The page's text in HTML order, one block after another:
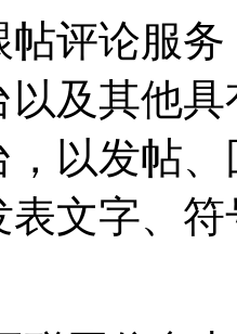
评论服
以及其他
以发帖
表文字、